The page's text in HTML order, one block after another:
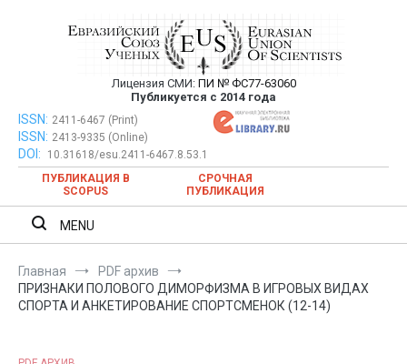
Евразийский Союз Ученых —
публикация научных статей в
ежемесячном научном журнале
Лицензия СМИ: ПИ № ФС77-63060
Публикуется с 2014 года
Евразийский Союз Ученых — публикация научных статей в
ежемесячном научном журнале
ISSN: 2411-6467 (Print)
ISSN: 2413-9335 (Online)
DOI:
10.31618/esu.2411-6467.8.53.1
ПУБЛИКАЦИЯ В
SCOPUS
СРОЧНАЯ
ПУБЛИКАЦИЯ
MENU
Главная
PDF архив
ПРИЗНАКИ ПОЛОВОГО ДИМОРФИЗМА В ИГРОВЫХ ВИДАХ
СПОРТА И АНКЕТИРОВАНИЕ СПОРТСМЕНОК (12-14)